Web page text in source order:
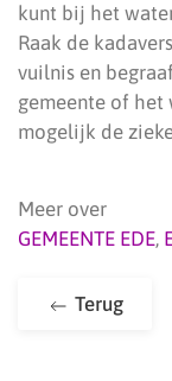
kunt bij het
Raak de
vuilnis en
gemeente of het
mogelijk de
Meer over
GEMEENTE EDE,
Terug